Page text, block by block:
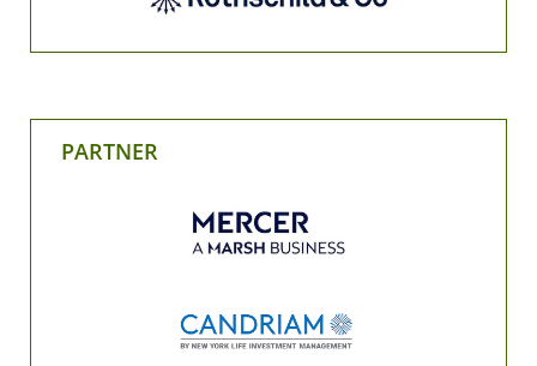
PARTNER